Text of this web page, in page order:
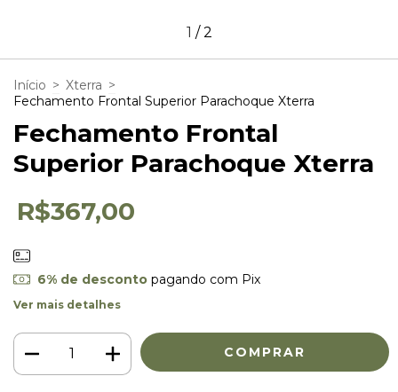
1 /2
Início > Xterra >
Fechamento Frontal Superior Parachoque Xterra
Fechamento Frontal
Superior Parachoque Xterra
R$367,00
6% de descontopagando com Pix
Ver mais detalhes